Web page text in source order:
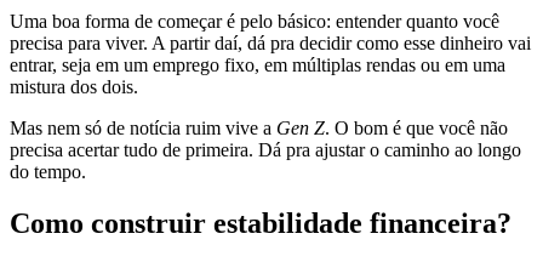
Uma boa forma de começar é pelo básico: entender quanto você
precisa para viver. A partir daí, dá pra decidir como esse dinheiro vai
entrar, seja em um emprego fixo, em múltiplas rendas ou em uma
mistura dos dois.
Mas nem só de notícia ruim vive a Gen Z. O bom é que você não
precisa acertar tudo de primeira. Dá pra ajustar o caminho ao longo
do tempo.
Como construir estabilidade financeira?